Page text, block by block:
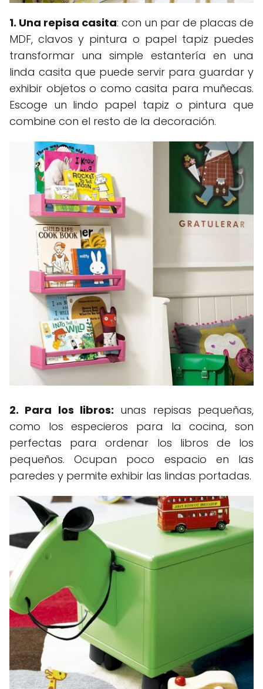
1. Una repisa casita: con un par de placas de
MDF, clavos y pintura o papel tapiz puedes
transformar una simple estantería en una
linda casita que puede servir para guardar y
exhibir objetos o como casita para muñecas.
Escoge un lindo papel tapiz o pintura que
combine con el resto de la decoración.
2. Para los libros: unas repisas pequeñas,
como los especieros para la cocina, son
perfectas para ordenar los libros de los
pequeños. Ocupan poco espacio en las
paredes y permite exhibir las lindas portadas.